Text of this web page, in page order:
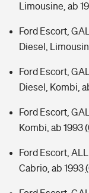
Limousine, ab
Ford Escort,
Diesel,
Ford Escort,
Diesel, Kombi,
Ford Escort,
Kombi, ab 1993
Ford Escort,
Cabrio, ab 1993